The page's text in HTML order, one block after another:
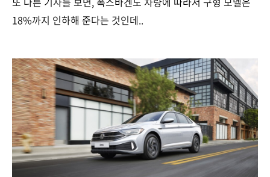
18%까지 인하해 준다는 것인데..